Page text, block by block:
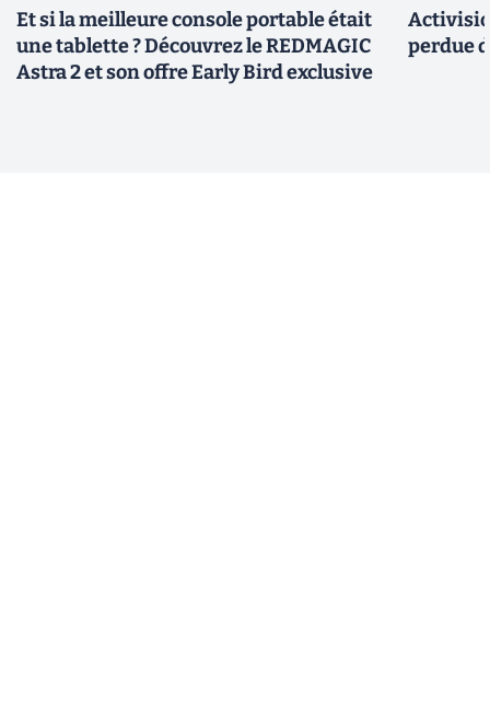
Et si la meilleure console portable était
une tablette ? Découvrez le REDMAGIC
Astra 2 et son offre Early Bird exclusive
perdue